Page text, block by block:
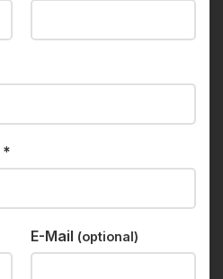
*
E-Mail (optional)